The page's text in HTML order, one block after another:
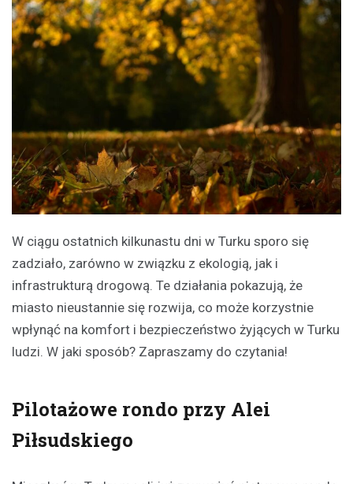
W ciągu ostatnich kilkunastu dni w Turku sporo się
zadziało, zarówno w związku z ekologią, jak i
infrastrukturą drogową. Te działania pokazują, że
miasto nieustannie się rozwija, co może korzystnie
wpłynąć na komfort i bezpieczeństwo żyjących w Turku
ludzi. W jaki sposób? Zapraszamy do czytania!
Pilotażowe rondo przy Alei
Piłsudskiego